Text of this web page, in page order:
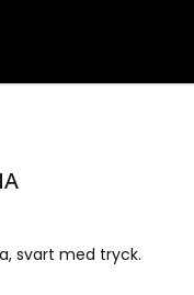
svart med tryck.